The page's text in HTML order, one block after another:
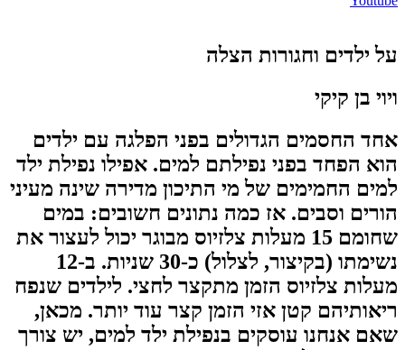
על ילדים וחגורות הצלה
ויוי בן קיקי
אחד החסמים הגדולים בפני הפלגה עם ילדים
הוא הפחד בפני נפילתם למים. אפילו נפילת ילד
למים החמימים של מי התיכון מדירה שינה מעיני
הורים וסבים. אז כמה נתונים חשובים: במים
שחומם 15 מעלות צלזיוס מבוגר יכול לעצור את
נשימתו (בקיצור, לצלול) כ-30 שניות. ב-12
מעלות צלזיוס הזמן מתקצר לחצי. לילדים שנפח
ריאותיהם קטן אזי הזמן קצר עוד יותר. מכאן,
שאם אנחנו עוסקים בנפילת ילד למים, יש צורך